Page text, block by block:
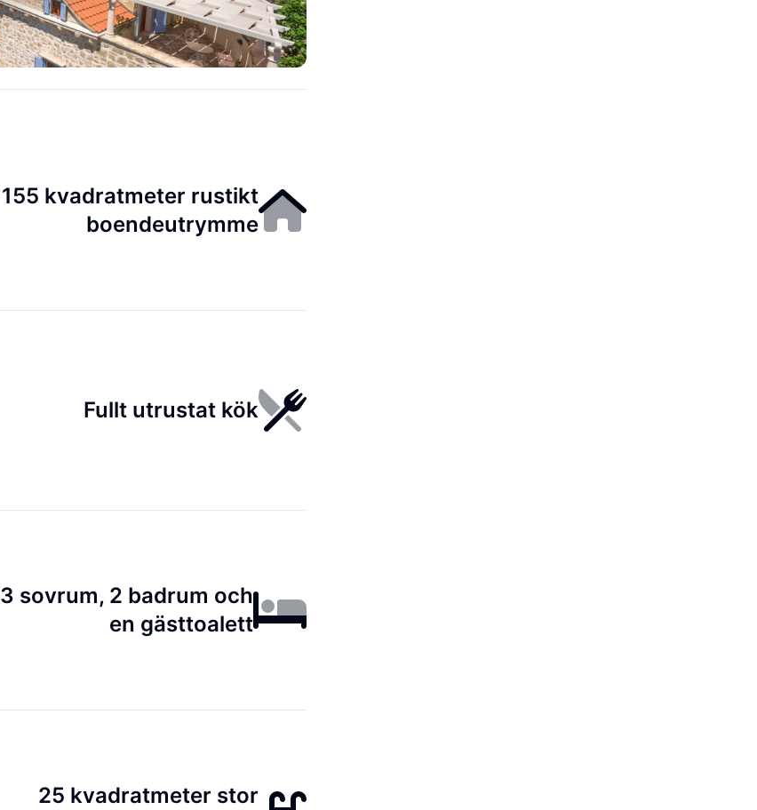
155 kvadratmeter rustikt
boendeutrymme
Fullt utrustat kök
3 sovrum, 2 badrum och
en gästtoalett
25 kvadratmeter stor